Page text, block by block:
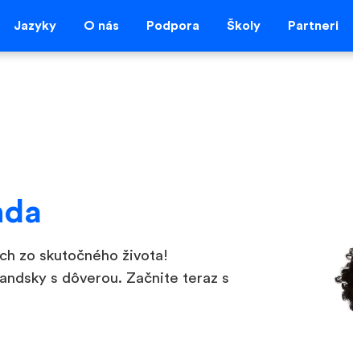
Jazyky O nás Podpora Školy Partneri
zo skutočného života!
s dôverou. Začnite teraz s